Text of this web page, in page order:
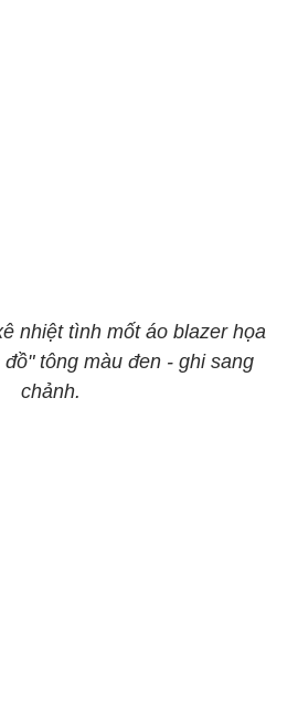
nhiệt tình mốt áo blazer họa
tông màu đen - ghi sang
chảnh.